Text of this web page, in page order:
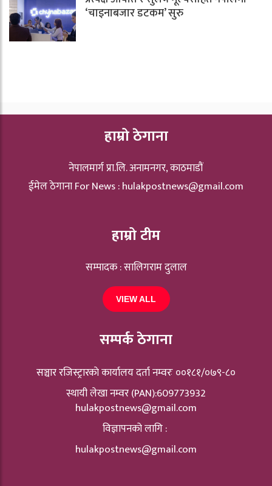
‘चाइनाबजार डटकम’ सुरु
हाम्रो ठेगाना
नेपालमार्ग प्रा.लि. अनामनगर, काठमाडौं
ईमेल ठेगाना For News :hulakpostnews@gmail.com
हाम्रो टीम
सम्पादक : सालिगराम दुलाल
VIEW ALL
सम्पर्क ठेगाना
सञ्चार रजिस्ट्रारकाे कार्यालय दर्ता नम्वरः ००१८१/०७९-८०
स्थायी लेखा नम्वर (PAN):609773932
hulakpostnews@gmail.com
विज्ञापनको लागि :
hulakpostnews@gmail.com